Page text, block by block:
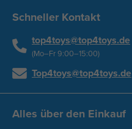
Schneller Kontakt
top4toys@top4toys.de
(Mo–Fr 9:00–15:00)
Top4toys@top4toys.de
Alles über den Einkauf